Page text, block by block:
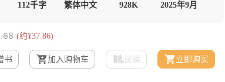
112千字 繁体中文 928K 2025年9月
(约¥37.86)
书 加入购物车 试读 立即购买